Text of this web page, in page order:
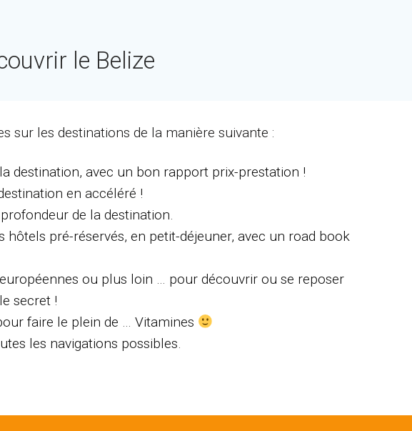
le Belize
sur les destinations de la manière suivante :
destination, avec un bon rapport prix-prestation !
en accéléré !
de la destination.
pré-réservés, en petit-déjeuner, avec un road book
ou plus loin … pour découvrir ou se reposer
secret !
faire le plein de … Vitamines
les navigations possibles.